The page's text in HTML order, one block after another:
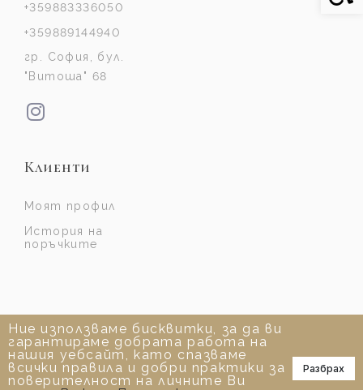
📞
Ние използваме бисквитки, за да ви
гарантираме добрата работа на
нашия уебсайт, като спазваме
всички правила и добри практики за
поверителност на личните Ви
Разбрах
+359883336050
+359889144940
гр. София, бул.
"Витоша" 68
Клиенти
Моят профил
История на
поръчките